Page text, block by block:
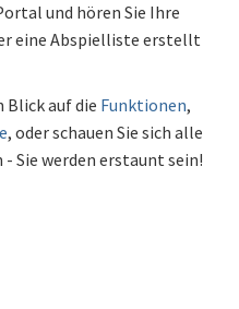
und hören Sie Ihre
eine Abspielliste erstellt
Blick auf die Funktionen,
, oder schauen Sie sich alle
- Sie werden erstaunt sein!